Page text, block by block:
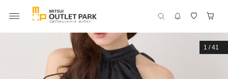
1 /41